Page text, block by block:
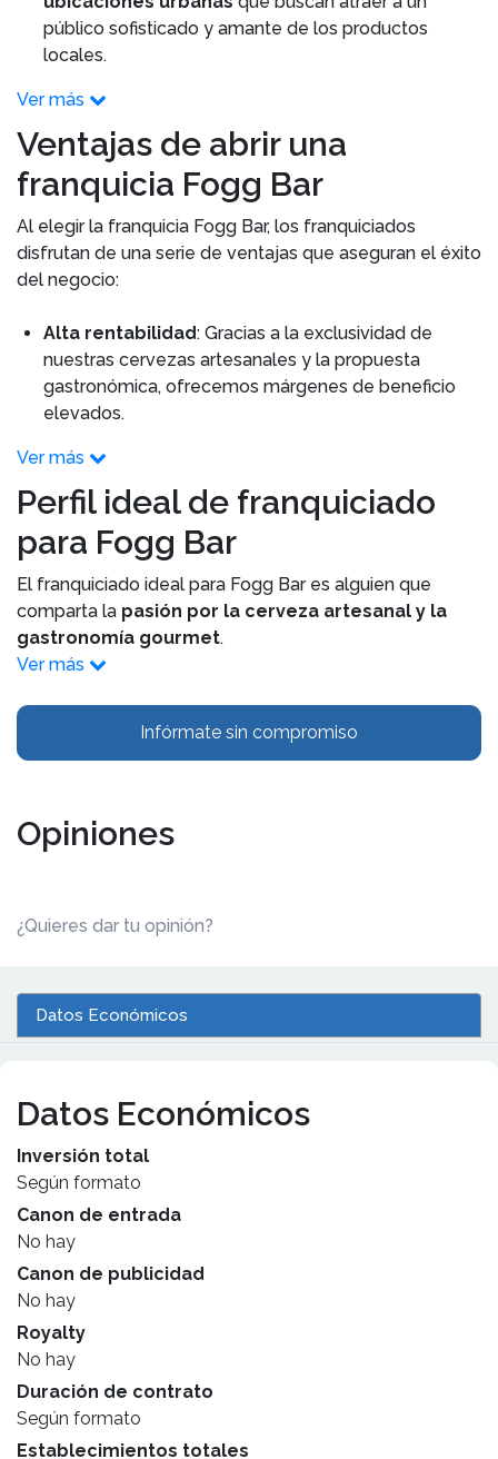
público sofisticado y amante de los productos
locales.
Ver más
Ventajas de abrir una
franquicia Fogg Bar
Al elegir la franquicia Fogg Bar, los franquiciados
disfrutan de una serie de ventajas que aseguran el éxito
del negocio:
Alta rentabilidad: Gracias a la exclusividad de
nuestras cervezas artesanales y la propuesta
gastronómica, ofrecemos márgenes de beneficio
elevados.
Ver más
Perfil ideal de franquiciado
para Fogg Bar
El franquiciado ideal para Fogg Bar es alguien que
comparta la pasión por la cerveza artesanal y la
gastronomía gourmet.
Ver más
Infórmate sin compromiso
Opiniones
¿Quieres dar tu opinión?
Datos Económicos
Datos Económicos
Inversión total
Según formato
Canon de entrada
No hay
Canon de publicidad
No hay
Royalty
No hay
Duración de contrato
Según formato
Establecimientos totales